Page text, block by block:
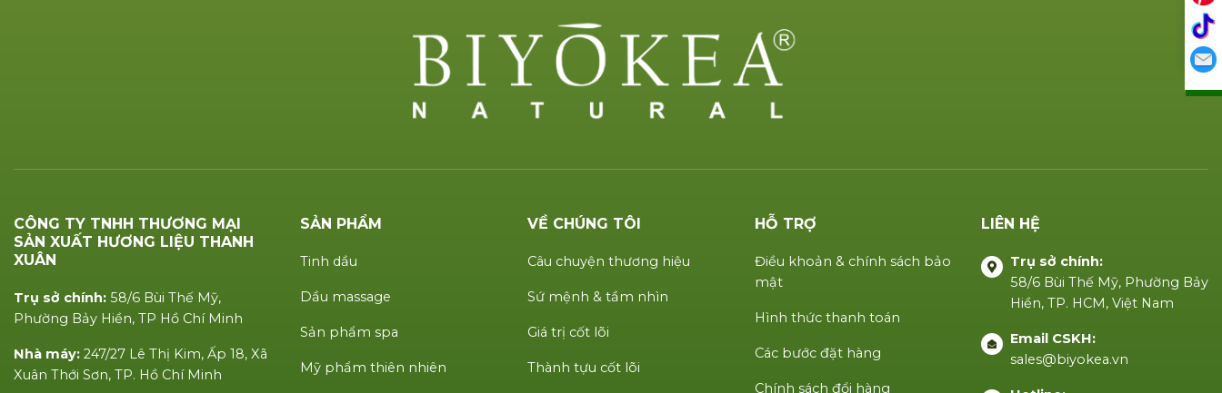
CÔNG TY TNHH THƯƠNG MẠI
SẢN XUẤT HƯƠNG LIỆU THANH
XUÂN
Trụ sở chính: 58/6 Bùi Thế Mỹ,
Phường Bảy Hiền, TP Hồ Chí Minh
Nhà máy: 247/27 Lê Thị Kim, Ấp 18, Xã
Xuân Thới Sơn, TP. Hồ Chí Minh
SẢN PHẨM
Tinh dầu
Dầu massage
Sản phẩm spa
Mỹ phẩm thiên nhiên
VỀ CHÚNG TÔI
Câu chuyện thương hiệu
Sứ mệnh & tầm nhìn
Giá trị cốt lõi
Thành tựu cốt lõi
HỖ TRỢ
Điều khoản & chính sách bảo
mật
Hình thức thanh toán
Các bước đặt hàng
Chính sách đổi hàng
LIÊN HỆ
Trụ sở chính:
58/6 Bùi Thế Mỹ, Phường Bảy
Hiền, TP. HCM, Việt Nam
Email CSKH:
sales@biyokea.vn